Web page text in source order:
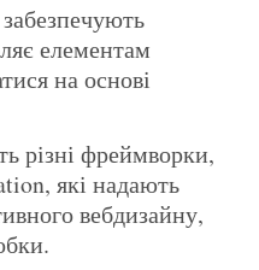
елементам
на основі
різні фреймворки,
які надають
вебдизайну,